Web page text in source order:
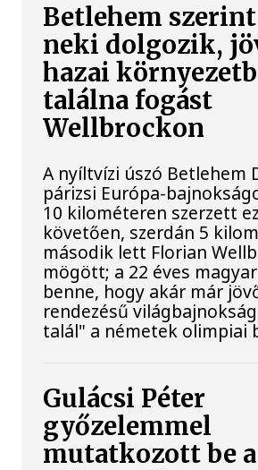
Betlehem
neki dolgozik,
hazai
találna fogást
Wellbrockon
A nyíltvízi úszó Betlehem
párizsi Európa-
10 kilométeren szerzett
követően, szerdán 5
második lett Florian
mögött; a 22 éves
benne, hogy akár már
rendezésű
talál" a németek olimpiai
Gulácsi Péter
győzelemmel
mutatkozott be a